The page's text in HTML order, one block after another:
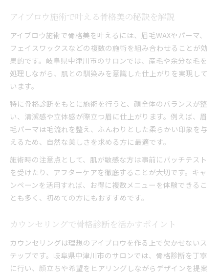
アイブロウ施術で叶える骨格美の秘訣を解説
アイブロウ施術で骨格美を叶えるには、眉毛WAXやパーマ、
フェイスワックスなどの複数の施術を組み合わせることが効
果的です。岐阜県中津川市のサロンでは、産毛や余分な毛を
処理しながら、肌との馴染みを意識した仕上がりを実現して
います。
特に骨格診断をもとに施術を行うと、顔全体のバランスが整
い、清潔感や立体感が際立つ眉に仕上がります。例えば、眉
毛パーマは毛流れを整え、ふんわりとした柔らかい印象を与
えるため、自然な美しさを求める方に最適です。
施術時の注意点として、肌が敏感な方は事前にパッチテスト
を受けたり、アフターケアを徹底することが大切です。キャ
ンペーンを活用すれば、お得に複数メニューを体験できるこ
とも多く、初めての方にもおすすめです。
カウンセリングで骨格診断を活かすポイント
カウンセリングは理想のアイブロウを作る上で欠かせないス
テップです。岐阜県中津川市のサロンでは、骨格診断を丁寧
に行い、顔立ちや希望をヒアリングしながらデザインを提案